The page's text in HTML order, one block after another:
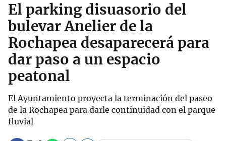
El parking disuasorio del
bulevar Anelier de la
Rochapea desaparecerá para
dar paso a un espacio
peatonal
El Ayuntamiento proyecta la terminación del paseo
de la Rochapea para darle continuidad con el parque
fluvial